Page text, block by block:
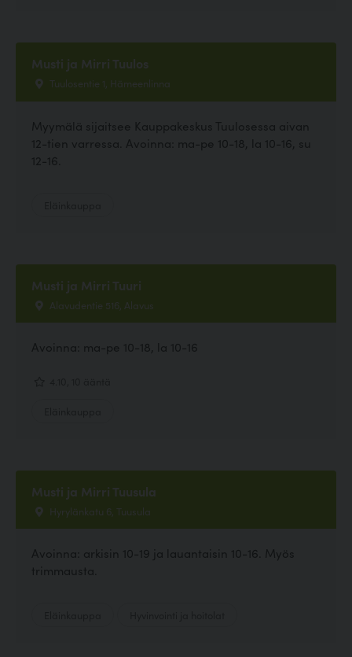
Musti ja Mirri Tuulos
Tuulosentie 1, Hämeenlinna
Myymälä sijaitsee Kauppakeskus Tuulosessa aivan
12-tien varressa. Avoinna: ma-pe 10-18, la 10-16, su
12-16.
Musti ja Mirri Tuuri
Alavudentie 516, Alavus
Avoinna: ma-pe 10-18, la 10-16
Musti ja Mirri Tuusula
Hyrylänkatu 6, Tuusula
Avoinna: arkisin 10-19 ja lauantaisin 10-16. Myös
trimmausta.